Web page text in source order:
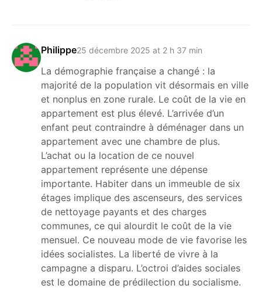
Philippe25 décembre 2025 at 2 h 37 min
La démographie française a changé : la
majorité de la population vit désormais en ville
et nonplus en zone rurale. Le coût de la vie en
appartement est plus élevé. L’arrivée d’un
enfant peut contraindre à déménager dans un
appartement avec une chambre de plus.
L’achat ou la location de ce nouvel
appartement représente une dépense
importante. Habiter dans un immeuble de six
étages implique des ascenseurs, des services
de nettoyage payants et des charges
communes, ce qui alourdit le coût de la vie
mensuel. Ce nouveau mode de vie favorise les
idées socialistes. La liberté de vivre à la
campagne a disparu. L’octroi d’aides sociales
est le domaine de prédilection du socialisme.